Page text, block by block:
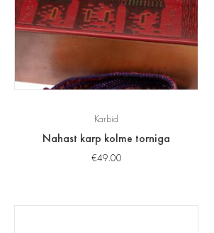
Karbid
Nahast karp kolme torniga
€49.00